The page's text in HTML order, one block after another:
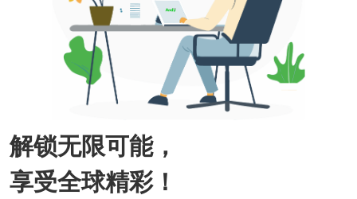
解锁无限可能，
享受全球精彩！